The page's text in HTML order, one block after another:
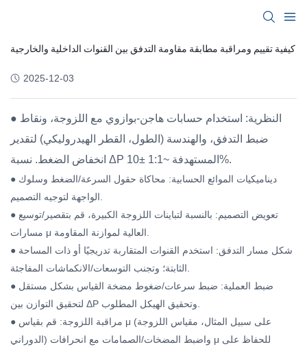
كيفية تقييم ومراقبة مطابقة مقاومة التدفق بين القنوات الداخلية والخارجية
2025-12-03
● النظرية: استخدام حسابات هاجن-بوازوي مع اللزوجة، ونقاط
ضبط التدفق، والهندسة (الطول، القطر الهيدروليكي) لتقدير
انخفاض الضغط. نسبة ΔP المستهدفة ~1:1 ±10%.
● ديناميكيات الموائع الحسابية: محاكاة حقول السرعة/الضغط وسلوك
● تعويض التصميم: بالنسبة لتباينات اللزوجة الكبيرة، قم بتقصير/توسيع
● شكل مسار التدفق: استخدم القنوات المتقاربة تدريجيًا أو ذات المساحة
● ضبط العملية: ضبط سرعات/ضغوط مضخة القياس بشكل مستقل
● مراقبة اللزوجة: قم بقياس μ (على سبيل المثال، مقياس اللزوجة
الدوراني) واضبط المضخات/الصمامات مع انحرافات μ للحفاظ على